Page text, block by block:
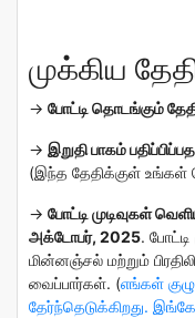
முக்கிய
→ போட்டி தொடங்கும்
→ இறுதி பாகம்
(இந்த தேதிக்குள் உங்கள்
→ போட்டி முடிவுகள்
அக்டோபர், 2025. போட்டி
மின்னஞ்சல் மற்றும்
வைப்பார்கள். (எங்கள்
தேர்ந்தெடுக்கிறது.